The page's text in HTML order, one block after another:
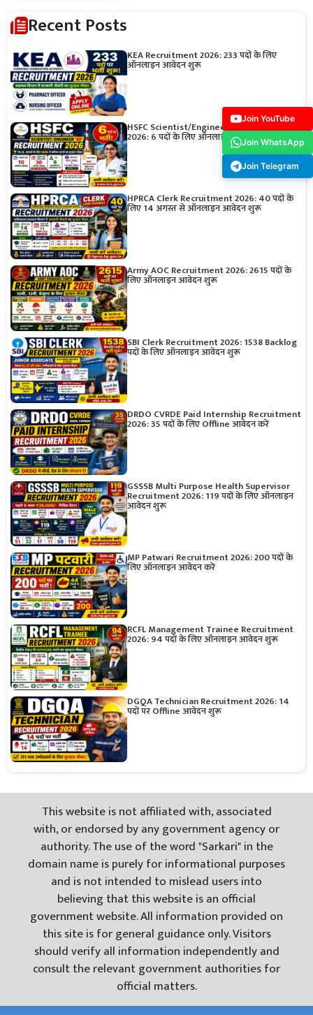
Recent Posts
KEA Recruitment 2026: 233 पदों के लिए
ऑनलाइन आवेदन शुरू
HSFC Scientist/Engineer SD Recruitment
2026: 6 पदों के लिए ऑनलाइन आवेदन शुरू
HPRCA Clerk Recruitment 2026: 40 पदों के
लिए 14 अगस्त से ऑनलाइन आवेदन शुरू
Army AOC Recruitment 2026: 2615 पदों के
लिए ऑनलाइन आवेदन शुरू
SBI Clerk Recruitment 2026: 1538 Backlog
पदों के लिए ऑनलाइन आवेदन शुरू
DRDO CVRDE Paid Internship Recruitment
2026: 35 पदों के लिए Offline आवेदन करें
GSSSB Multi Purpose Health Supervisor
Recruitment 2026: 119 पदों के लिए ऑनलाइन
आवेदन शुरू
MP Patwari Recruitment 2026: 200 पदों के
लिए ऑनलाइन आवेदन करें
RCFL Management Trainee Recruitment
2026: 94 पदों के लिए ऑनलाइन आवेदन शुरू
DGQA Technician Recruitment 2026: 14
पदों पर Offline आवेदन शुरू
This website is not affiliated with, associated
with, or endorsed by any government agency or
authority. The use of the word "Sarkari" in the
domain name is purely for informational purposes
and is not intended to mislead users into
believing that this website is an official
government website. All information provided on
this site is for general guidance only. Visitors
should verify all information independently and
consult the relevant government authorities for
official matters.
Join YouTube
Join WhatsApp
Join Telegram